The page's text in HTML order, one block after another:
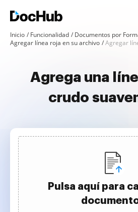
Inicio Funcionalidad
Documentos por
Agregar línea roja en su archivo
Agregar
Agrega una
crudo
Pulsa aquí para